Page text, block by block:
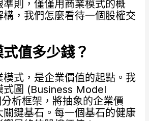
則，僅僅用商業模式的概
構，我們怎麼看待一個股權交
值多少錢？
式，是企業價值的起點。我
式圖 (Business Model
析框架，將抽象的企業價
鍵基石。每一個基石的健康